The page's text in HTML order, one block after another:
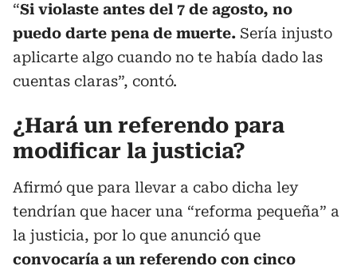
“Si violaste antes del 7 de agosto, no
puedo darte pena de muerte. Sería injusto
aplicarte algo cuando no te había dado las
cuentas claras”, contó.
¿Hará un referendo para
modificar la justicia?
Afirmó que para llevar a cabo dicha ley
tendrían que hacer una “reforma pequeña” a
la justicia, por lo que anunció que
convocaría a un referendo con cinco